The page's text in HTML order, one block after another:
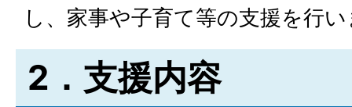
し、家事や子育て等の支援を行
2．支援内容